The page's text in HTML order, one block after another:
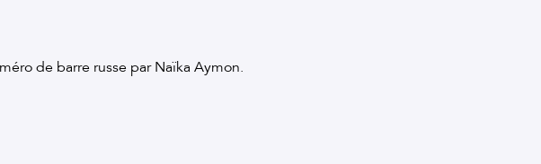
de barre russe par Naïka Aymon.